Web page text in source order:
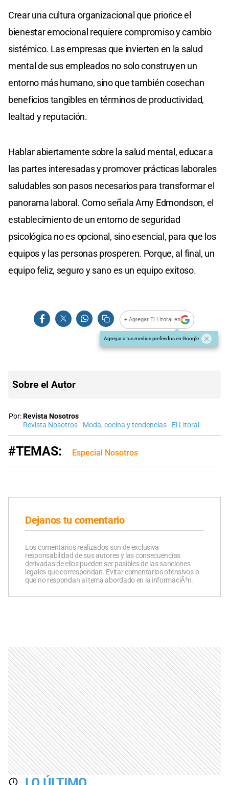
Crear una cultura organizacional que priorice el
bienestar emocional requiere compromiso y cambio
sistémico. Las empresas que invierten en la salud
mental de sus empleados no solo construyen un
entorno más humano, sino que también cosechan
beneficios tangibles en términos de productividad,
lealtad y reputación.
Hablar abiertamente sobre la salud mental, educar a
las partes interesadas y promover prácticas laborales
saludables son pasos necesarios para transformar el
panorama laboral. Como señala Amy Edmondson, el
establecimiento de un entorno de seguridad
psicológica no es opcional, sino esencial, para que los
equipos y las personas prosperen. Porque, al final, un
equipo feliz, seguro y sano es un equipo exitoso.
+ Agregar El Litoral en
Agregar a tus medios preferidos en Google
Sobre el Autor
Por:Revista Nosotros
Revista Nosotros - Moda, cocina y tendencias - El Litoral
#TEMAS: Especial Nosotros
Dejanos tu comentario
Los comentarios realizados son de exclusiva
responsabilidad de sus autores y las consecuencias
derivadas de ellos pueden ser pasibles de las sanciones
legales que correspondan. Evitar comentarios ofensivos o
que no respondan al tema abordado en la informaciÃ³n.